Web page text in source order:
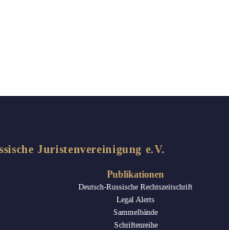
Juristenvereinigung e.V.
Publikationen
Deutsch-Russische Rechtszeitschrift
Legal Alerts
Sammelbände
Schriftenreihe